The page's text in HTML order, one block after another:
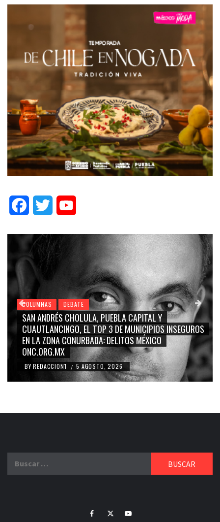
FacebookTwitter
COLUMNAS DEBATE
SAN ANDRÉS CHOLULA, PUEBLA CAPITAL Y
CUAUTLANCINGO, EL TOP 3 DE MUNICIPIOS INSEGUROS
EN LA ZONA CONURBADA: DELITOS MÉXICO
ONC.ORG.MX
BY REDACCION1 / 5 AGOSTO, 2026
FacebookTwitterYoutube